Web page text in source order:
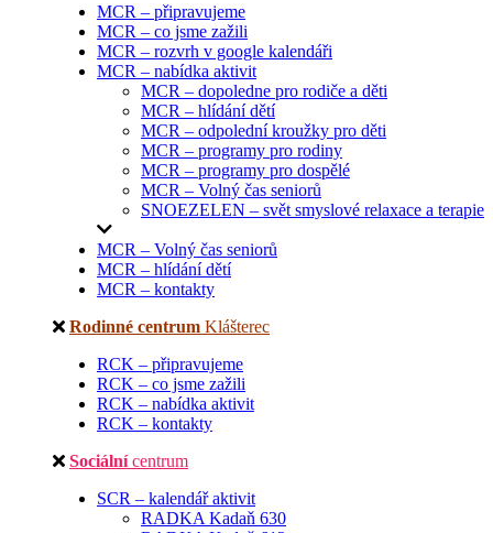
MCR – připravujeme
MCR – co jsme zažili
MCR – rozvrh v google kalendáři
MCR – nabídka aktivit
MCR – dopoledne pro rodiče a děti
MCR – hlídání dětí
MCR – odpolední kroužky pro děti
MCR – programy pro rodiny
MCR – programy pro dospělé
MCR – Volný čas seniorů
SNOEZELEN – svět smyslové relaxace a terapie
MCR – Volný čas seniorů
MCR – hlídání dětí
MCR – kontakty
Rodinné centrum Klášterec
RCK – připravujeme
RCK – co jsme zažili
RCK – nabídka aktivit
RCK – kontakty
Sociální centrum
SCR – kalendář aktivit
RADKA Kadaň 630